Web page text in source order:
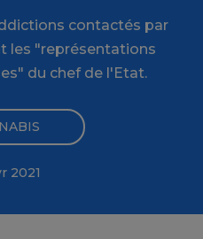
contactés par
les "représentations
du chef de l'Etat.
2021